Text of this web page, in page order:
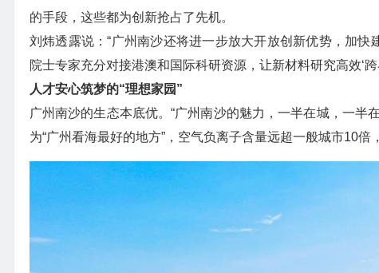
的手段，这些都为创新抢占了先机。
刘炜透露说：“广州南沙还将进一步放大开放创新优势，加
院士专家充分对接港澳和国际科研资源，让新材料研究高效‘跨
人才安心筑梦的“理想家园”
广州南沙的生态本底优。“广州南沙的魅力，一半在城，一
为“广州看海最好的地方”，空气负离子含量远超一般城市10倍